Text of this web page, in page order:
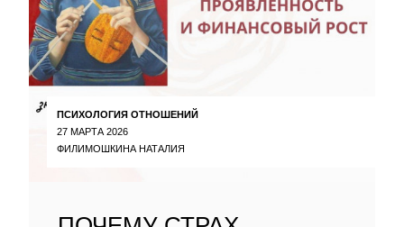
ПСИХОЛОГИЯ ОТНОШЕНИЙ
27 МАРТА 2026
ФИЛИМОШКИНА НАТАЛИЯ